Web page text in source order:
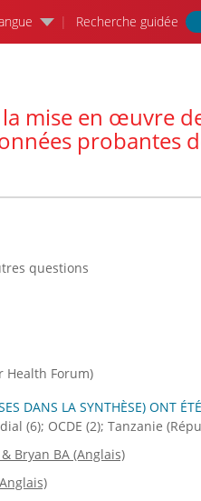
Recherche guidée
mise en œuvre
probantes
questions
Health Forum)
DANS LA SYNTHÈSE) ONT
(6) OCDE (2) Tanzanie
& Bryan BA (Anglais)